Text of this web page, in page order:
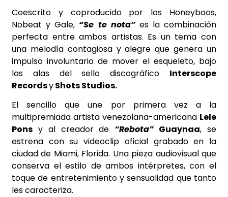
Coescrito y coproducido por los Honeyboos,
Nobeat y Gale, “Se te nota” es la combinación
perfecta entre ambos artistas. Es un tema con
una melodía contagiosa y alegre que genera un
impulso involuntario de mover el esqueleto, bajo
las alas del sello discográfico Interscope
RecordsyShots Studios.
El sencillo que une por primera vez a la
multipremiada artista venezolana-americana Lele
Pons y al creador de “Rebota”Guaynaa, se
estrena con su videoclip oficial grabado en la
ciudad de Miami, Florida. Una pieza audiovisual que
conserva el estilo de ambos intérpretes, con el
toque de entretenimiento y sensualidad que tanto
les caracteriza.